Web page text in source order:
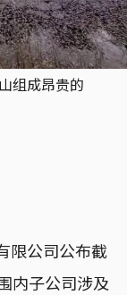
组成昂贵的
限公司公布截
内子公司涉及